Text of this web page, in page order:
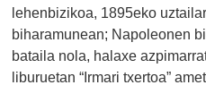
lehenbizikoa, 1895eko
biharamunean; Napoleonen
bataila nola, halaxe
liburuetan “Irmari txertoa”